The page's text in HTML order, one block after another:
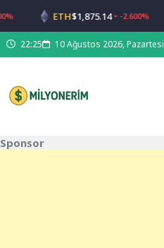
ETH$1,875.14 -2.600%
22:25 10 Ağustos 2026, Pazartesi
Sponsor